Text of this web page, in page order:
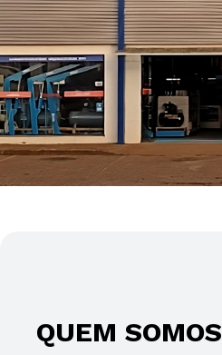
QUEM SOMOS